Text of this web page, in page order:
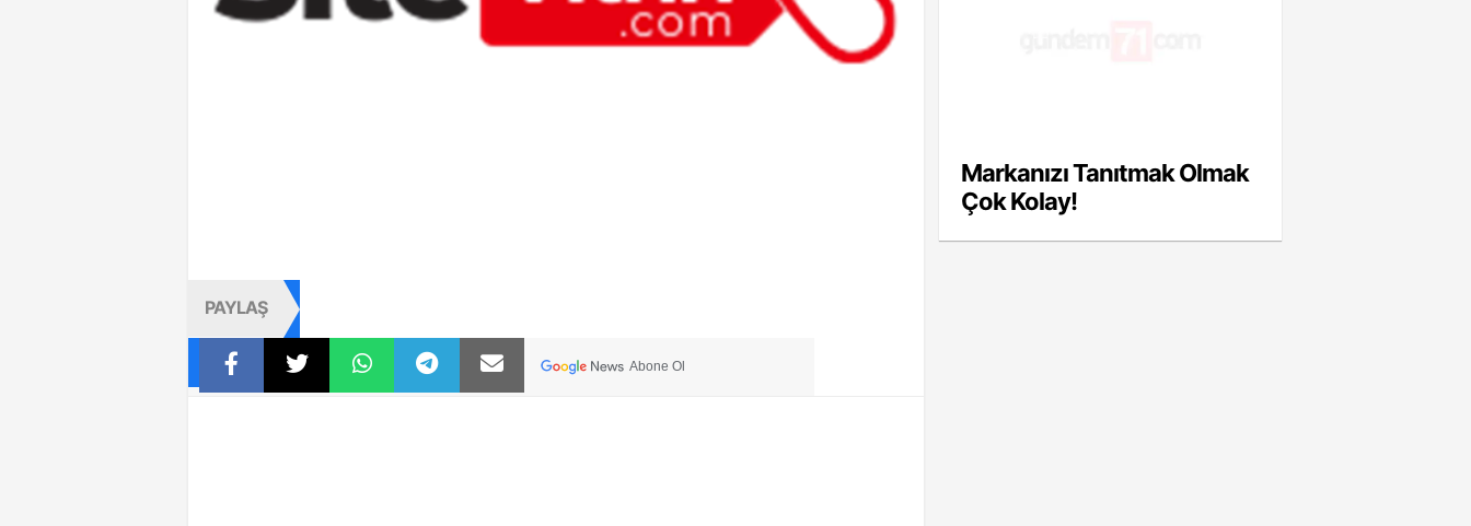
PAYLAŞ
Abone Ol
Markanızı Tanıtmak Olmak
Çok Kolay!